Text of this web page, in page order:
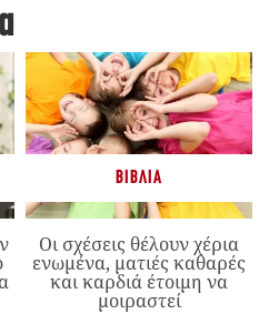
ΒΙΒΛΊΑ
Οι σχέσεις θέλουν χέρια
ενωμένα, ματιές καθαρές
και καρδιά έτοιμη να
μοιραστεί